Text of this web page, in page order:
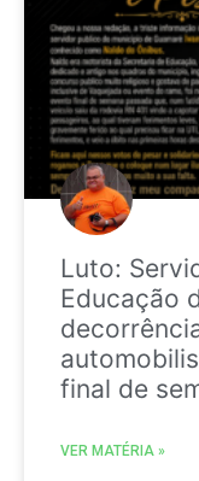
Luto:
Educação
final de
VER MATÉRIA »